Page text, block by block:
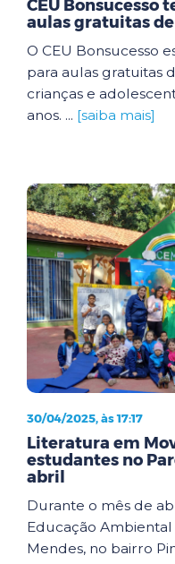
CEU Bonsucesso
aulas gratuitas
O CEU Bonsucesso
para aulas gratuitas
crianças e
anos. ... [saiba mais]
30/04/2025, às 17:17
Literatura em
estudantes no
abril
Durante o mês de
Educação
Mendes, no bairro